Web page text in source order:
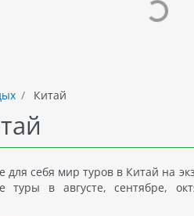
Китай
себя мир туров в Китай на
в августе, сентябре,